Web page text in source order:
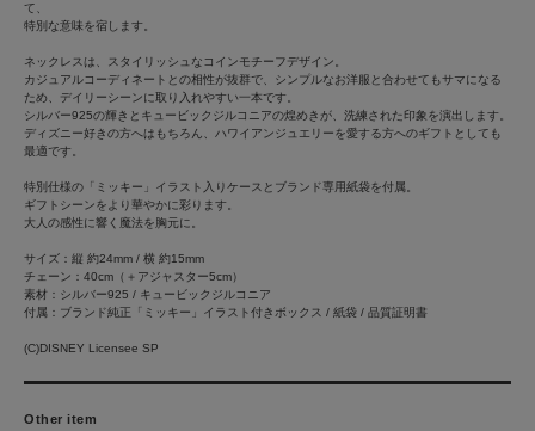
て、
特別な意味を宿します。
ネックレスは、スタイリッシュなコインモチーフデザイン。
カジュアルコーディネートとの相性が抜群で、シンプルなお洋服と合わせてもサマになる
ため、デイリーシーンに取り入れやすい一本です。
シルバー925の輝きとキュービックジルコニアの煌めきが、洗練された印象を演出します。
ディズニー好きの方へはもちろん、ハワイアンジュエリーを愛する方へのギフトとしても
最適です。
特別仕様の「ミッキー」イラスト入りケースとブランド専用紙袋を付属。
ギフトシーンをより華やかに彩ります。
大人の感性に響く魔法を胸元に。
サイズ：縦 約24mm / 横 約15mm
チェーン：40cm（＋アジャスター5cm）
素材：シルバー925 / キュービックジルコニア
付属：ブランド純正「ミッキー」イラスト付きボックス / 紙袋 / 品質証明書
(C)DISNEY Licensee SP
Other item